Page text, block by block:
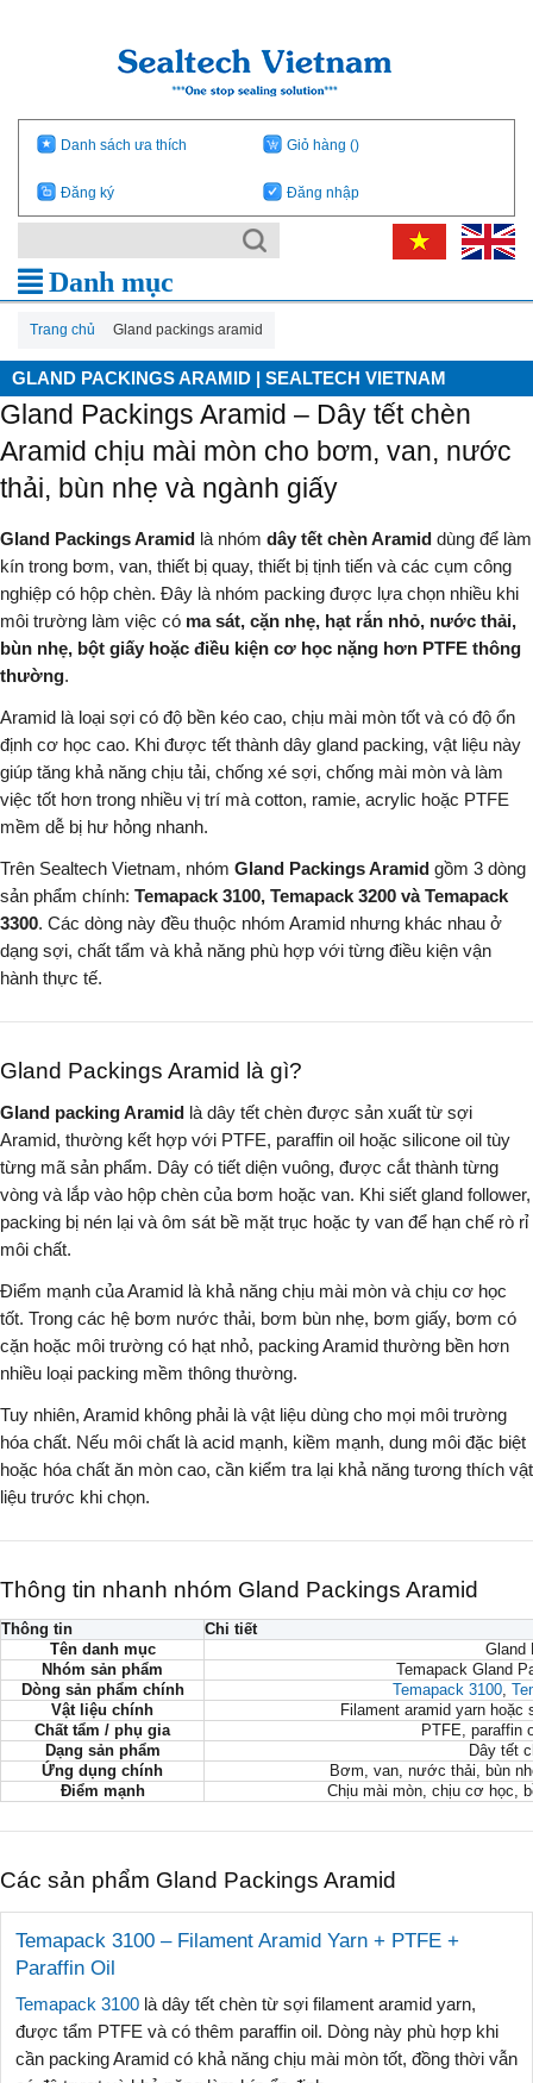
Danh sách ưa thích Giỏ hàng()
Đăng ký Đăng nhập
Danh mục
Trang chủ Gland packings aramid
GLAND PACKINGS ARAMID | SEALTECH VIETNAM
Gland Packings Aramid – Dây tết chèn
Aramid chịu mài mòn cho bơm, van, nước
thải, bùn nhẹ và ngành giấy
Gland Packings Aramid là nhóm dây tết chèn Aramid dùng để làm
kín trong bơm, van, thiết bị quay, thiết bị tịnh tiến và các cụm công
nghiệp có hộp chèn. Đây là nhóm packing được lựa chọn nhiều khi
môi trường làm việc có ma sát, cặn nhẹ, hạt rắn nhỏ, nước thải,
bùn nhẹ, bột giấy hoặc điều kiện cơ học nặng hơn PTFE thông
thường.
Aramid là loại sợi có độ bền kéo cao, chịu mài mòn tốt và có độ ổn
định cơ học cao. Khi được tết thành dây gland packing, vật liệu này
giúp tăng khả năng chịu tải, chống xé sợi, chống mài mòn và làm
việc tốt hơn trong nhiều vị trí mà cotton, ramie, acrylic hoặc PTFE
mềm dễ bị hư hỏng nhanh.
Trên Sealtech Vietnam, nhóm Gland Packings Aramid gồm 3 dòng
sản phẩm chính: Temapack 3100, Temapack 3200 và Temapack
3300. Các dòng này đều thuộc nhóm Aramid nhưng khác nhau ở
dạng sợi, chất tẩm và khả năng phù hợp với từng điều kiện vận
hành thực tế.
Gland Packings Aramid là gì?
Gland packing Aramid
là dây tết chèn được sản xuất từ sợi
Aramid, thường kết hợp với PTFE, paraffin oil hoặc silicone oil tùy
từng mã sản phẩm. Dây có tiết diện vuông, được cắt thành từng
vòng và lắp vào hộp chèn của bơm hoặc van. Khi siết gland follower,
packing bị nén lại và ôm sát bề mặt trục hoặc ty van để hạn chế rò rỉ
môi chất.
Điểm mạnh của Aramid là khả năng chịu mài mòn và chịu cơ học
tốt. Trong các hệ bơm nước thải, bơm bùn nhẹ, bơm giấy, bơm có
cặn hoặc môi trường có hạt nhỏ, packing Aramid thường bền hơn
nhiều loại packing mềm thông thường.
Tuy nhiên, Aramid không phải là vật liệu dùng cho mọi môi trường
hóa chất. Nếu môi chất là acid mạnh, kiềm mạnh, dung môi đặc biệt
hoặc hóa chất ăn mòn cao, cần kiểm tra lại khả năng tương thích vật
liệu trước khi chọn.
Thông tin nhanh nhóm Gland Packings Aramid
Thông tin
Chi tiết
Tên danh mục
Gland
Nhóm sản phẩm
Temapack Gland
Dòng sản phẩm chính
Temapack 3100,
Vật liệu chính
Filament aramid yarn hoặc
Chất tẩm / phụ gia
PTFE, paraffin
Dạng sản phẩm
Dây tết
Ứng dụng chính
Bơm, van, nước thải, bùn
Điểm mạnh
Chịu mài mòn, chịu cơ học,
Các sản phẩm Gland Packings Aramid
Temapack 3100 – Filament Aramid Yarn + PTFE +
Paraffin Oil
Temapack 3100 là dây tết chèn từ sợi filament aramid yarn,
được tẩm PTFE và có thêm paraffin oil. Dòng này phù hợp khi
cần packing Aramid có khả năng chịu mài mòn tốt, đồng thời vẫn